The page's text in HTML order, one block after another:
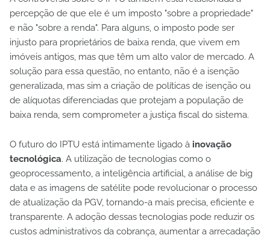
percepção de que ele é um imposto "sobre a propriedade"
e não "sobre a renda". Para alguns, o imposto pode ser
injusto para proprietários de baixa renda, que vivem em
imóveis antigos, mas que têm um alto valor de mercado. A
solução para essa questão, no entanto, não é a isenção
generalizada, mas sim a criação de políticas de isenção ou
de alíquotas diferenciadas que protejam a população de
baixa renda, sem comprometer a justiça fiscal do sistema.
O futuro do IPTU está intimamente ligado à inovação
tecnológica. A utilização de tecnologias como o
geoprocessamento, a inteligência artificial, a análise de big
data e as imagens de satélite pode revolucionar o processo
de atualização da PGV, tornando-a mais precisa, eficiente e
transparente. A adoção dessas tecnologias pode reduzir os
custos administrativos da cobrança, aumentar a arrecadação